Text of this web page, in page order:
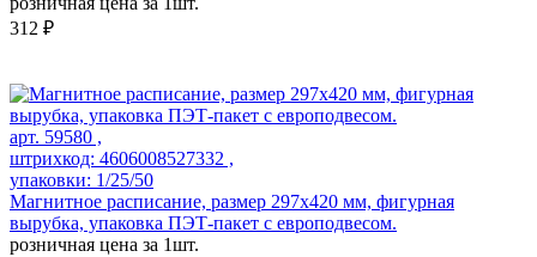
312 ₽
арт. 59580 ,
штрихкод: 4606008527332 ,
упаковки: 1/25/50
Магнитное расписание, размер 297х420 мм, фигурная
вырубка, упаковка ПЭТ-пакет с европодвесом.
розничная цена за 1шт.